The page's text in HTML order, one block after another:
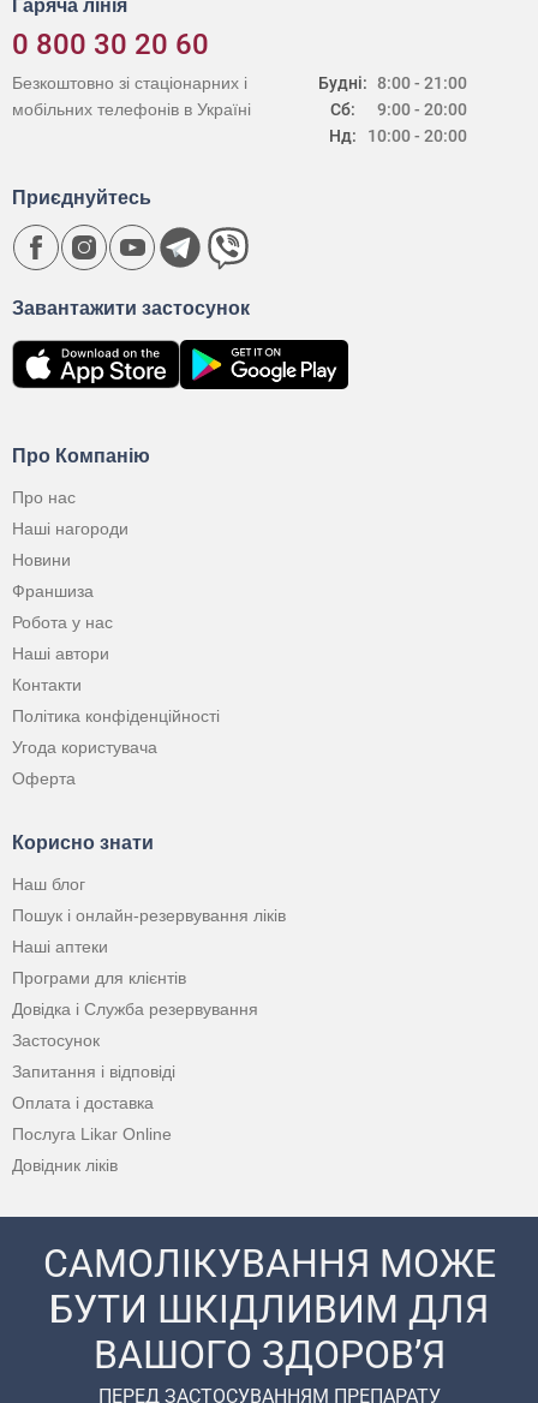
Гаряча лінія
0 800 30 20 60
Будні:
Сб:
Нд:
8:00 - 21:00
9:00 - 20:00
10:00 - 20:00
Безкоштовно зі стаціонарних і
мобільних телефонів в Україні
Про Компанію
Про нас
Наші нагороди
Новини
Франшиза
Робота у нас
Наші автори
Контакти
Політика конфіденційності
Угода користувача
Оферта
Корисно знати
Наш блог
Пошук і онлайн-резервування ліків
Наші аптеки
Програми для клієнтів
Довідка і Служба резервування
Застосунок
Запитання і відповіді
Оплата і доставка
Послуга Likar Online
Довідник ліків
Завантажити застосунок
Приєднуйтесь
САМОЛІКУВАННЯ МОЖЕ
БУТИ ШКІДЛИВИМ ДЛЯ
ВАШОГО ЗДОРОВ’Я
ПЕРЕД ЗАСТОСУВАННЯМ ПРЕПАРАТУ